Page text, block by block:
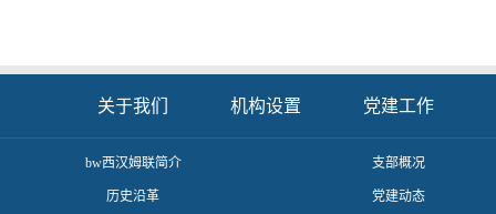
关于我们
​bw西汉姆联简介
历史沿革
机构设置 党建工作
支部概况
党建动态